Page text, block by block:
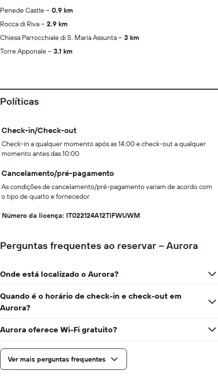
Penede Castle
0.9 km
Rocca di Riva
2.9 km
Chiesa Parrocchiale di S. Maria Assunta
3 km
Torre Apponale
3.1 km
Políticas
Check-in/Check-out
Check-in a qualquer momento após as 14:00 e check-out a qualquer
momento antes das 10:00
Cancelamento/pré-pagamento
As condições de cancelamento/pré-pagamento variam de acordo com
o tipo de quarto e fornecedor.
Número da licença: IT022124A12TIFWUWM
Perguntas frequentes ao reservar – Aurora
Onde está localizado o Aurora?
Quando é o horário de check-in e check-out em
Aurora?
Aurora oferece Wi-Fi gratuito?
Ver mais perguntas frequentes